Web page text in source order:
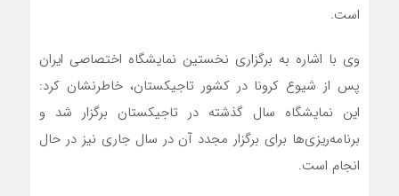
است.
وی با اشاره به برگزاری نخستین نمایشگاه اختصاصی ایران
پس از شیوع کرونا در کشور تاجیکستان، خاطرنشان کرد:
این نمایشگاه سال گذشته در تاجیکستان برگزار شد و
برنامه‌ریزی‌ها برای برگزار مجدد آن در سال جاری نیز در حال
انجام است.